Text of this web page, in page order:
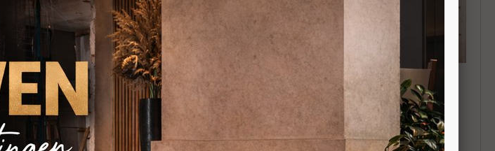
MCZ Mako Comfort Airmatic 8 M1
CORE
Vrijstaande pelletkachel 8kW
Kanaliseerbaar
Achteraansluiting
MCZ May
Vrijstaande pelletkachel 7kW
Achteraansluiting